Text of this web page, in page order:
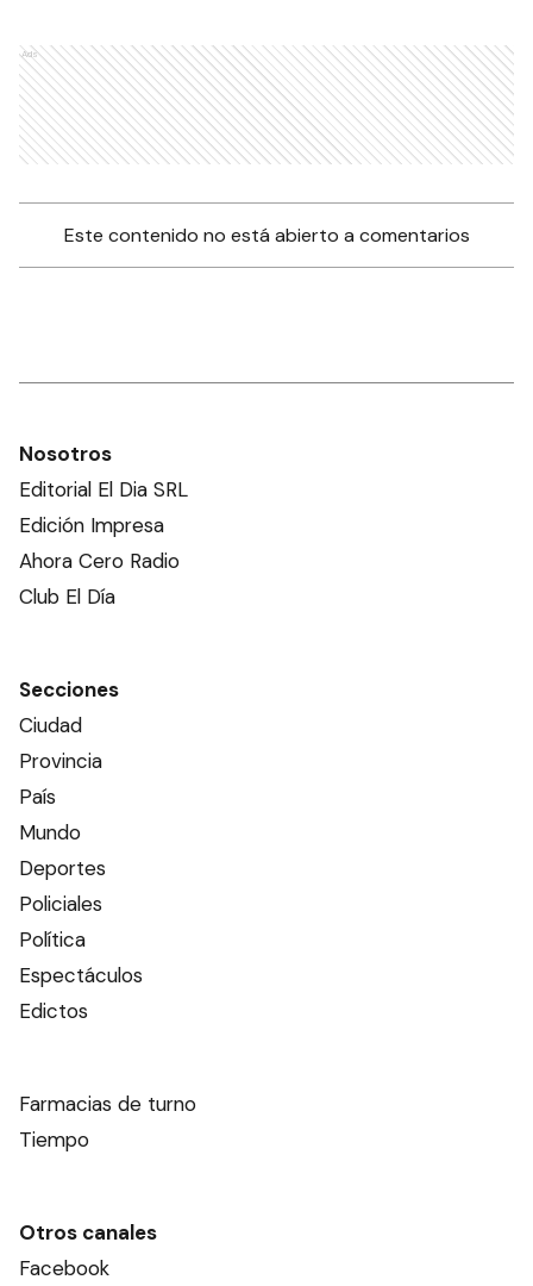
Ads
Este contenido no está abierto a comentarios
Nosotros
Editorial El Dia SRL
Edición Impresa
Ahora Cero Radio
Club El Día
Secciones
Ciudad
Provincia
País
Mundo
Deportes
Policiales
Política
Espectáculos
Edictos
Farmacias de turno
Tiempo
Otros canales
Facebook